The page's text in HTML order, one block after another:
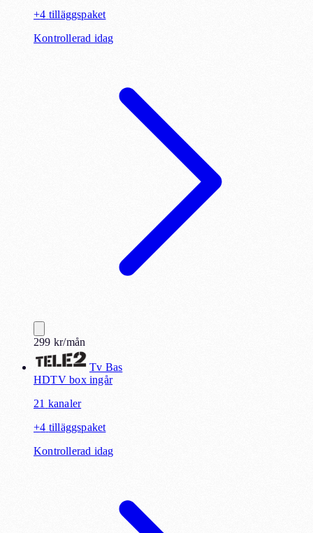
+4 tilläggspaket
Kontrollerad idag
299 kr/mån
Tv Bas
HDTV box ingår
21 kanaler
+4 tilläggspaket
Kontrollerad idag